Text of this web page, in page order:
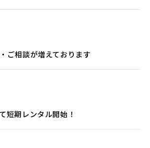
ご相談が増えております
短期レンタル開始！